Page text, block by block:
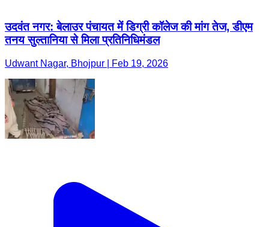
उदवंत नगर: बेलाउर पंचायत में डिग्री कॉलेज की मांग तेज, डीएम
तनय सुल्तानिया से मिला प्रतिनिधिमंडल
Udwant Nagar, Bhojpur | Feb 19, 2026